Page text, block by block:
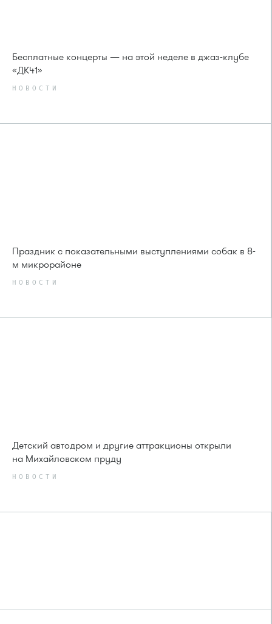
Бесплатные концерты — на этой неделе в джаз-клубе
«ДК41»
НОВОСТИ
Праздник с показательными выступлениями собак в 8-
м микрорайоне
НОВОСТИ
Детский автодром и другие аттракционы открыли
на Михайловском пруду
НОВОСТИ